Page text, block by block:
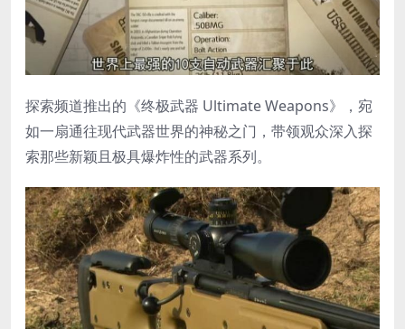
探索频道推出的《终极武器 Ultimate Weapons》，宛
如一扇通往现代武器世界的神秘之门，带领观众深入探
索那些新颖且极具爆炸性的武器系列。